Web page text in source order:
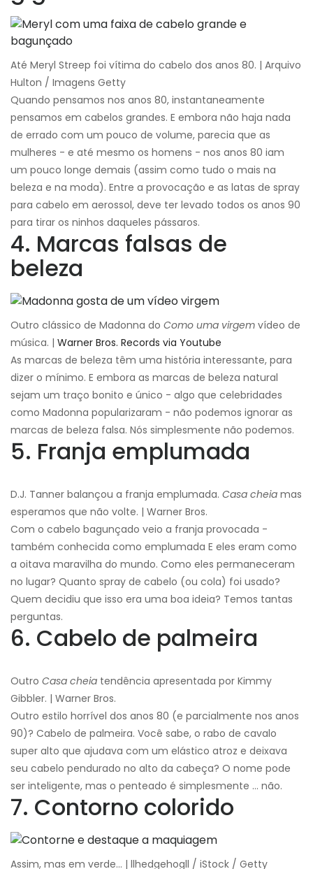
Até Meryl Streep foi vítima do cabelo dos anos 80. | Arquivo
Hulton / Imagens Getty
Quando pensamos nos anos 80, instantaneamente
pensamos em cabelos grandes. E embora não haja nada
de errado com um pouco de volume, parecia que as
mulheres - e até mesmo os homens - nos anos 80 iam
um pouco longe demais (assim como tudo o mais na
beleza e na moda). Entre a provocação e as latas de spray
para cabelo em aerossol, deve ter levado todos os anos 90
para tirar os ninhos daqueles pássaros.
4. Marcas falsas de
beleza
Outro clássico de Madonna do Como uma virgem vídeo de
música. | Warner Bros. Records via Youtube
As marcas de beleza têm uma história interessante, para
dizer o mínimo. E embora as marcas de beleza natural
sejam um traço bonito e único - algo que celebridades
como Madonna popularizaram - não podemos ignorar as
marcas de beleza falsa. Nós simplesmente não podemos.
5. Franja emplumada
D.J. Tanner balançou a franja emplumada. Casa cheia mas
esperamos que não volte. | Warner Bros.
Com o cabelo bagunçado veio a franja provocada -
também conhecida como emplumada E eles eram como
a oitava maravilha do mundo. Como eles permaneceram
no lugar? Quanto spray de cabelo (ou cola) foi usado?
Quem decidiu que isso era uma boa ideia? Temos tantas
perguntas.
6. Cabelo de palmeira
Outro Casa cheia tendência apresentada por Kimmy
Gibbler. | Warner Bros.
Outro estilo horrível dos anos 80 (e parcialmente nos anos
90)? Cabelo de palmeira. Você sabe, o rabo de cavalo
super alto que ajudava com um elástico atroz e deixava
seu cabelo pendurado no alto da cabeça? O nome pode
ser inteligente, mas o penteado é simplesmente ... não.
7. Contorno colorido
Assim, mas em verde… | llhedgehogll / iStock / Getty